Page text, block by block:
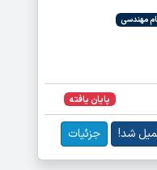
مهندسی
پایان یافته
شد! جزئیات